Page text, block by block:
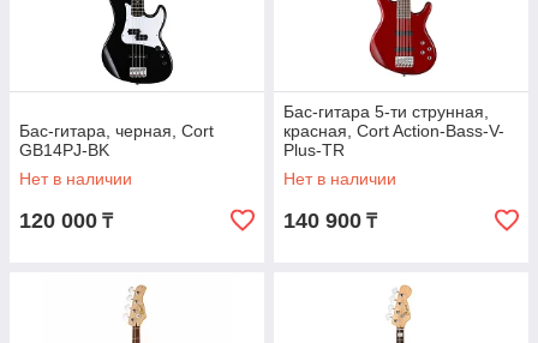
Бас-гитара, черная, Cort
GB14PJ-BK
Нет в наличии
120 000 ₸
Бас-гитара 5-ти струнная,
красная, Cort Action-Bass-V-
Plus-TR
Нет в наличии
140 900 ₸